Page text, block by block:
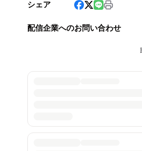
シェア
配信企業へのお問い合わせ